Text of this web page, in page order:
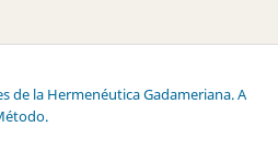
de la Hermenéutica Gadameriana. A